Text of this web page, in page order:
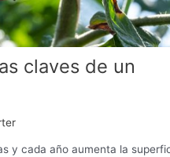
claves de un
y cada año aumenta la